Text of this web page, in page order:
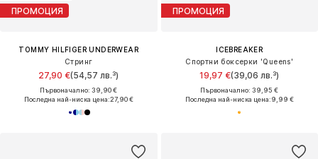
ПРОМОЦИЯ
TOMMY HILFIGER UNDERWEAR
Стринг
27,90 €(54,57 лв.³)
Първоначално: 39,90 €
Последна най-ниска цена:27,90 €
ПРОМОЦИЯ
ICEBREAKER
Спортни боксерки 'Queens'
19,97 €(39,06 лв.³)
Първоначално: 39,95 €
Последна най-ниска цена:9,99 €